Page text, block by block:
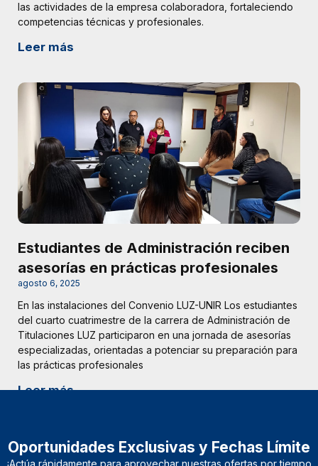
las actividades de la empresa colaboradora, fortaleciendo
competencias técnicas y profesionales.
Leer más
Estudiantes de Administración reciben
asesorías en prácticas profesionales
agosto 6, 2025
En las instalaciones del Convenio LUZ-UNIR Los estudiantes
del cuarto cuatrimestre de la carrera de Administración de
Titulaciones LUZ participaron en una jornada de asesorías
especializadas, orientadas a potenciar su preparación para
las prácticas profesionales
Leer más
Oportunidades Exclusivas y Fechas Límite
¡Actúa rápidamente para aprovechar nuestras ofertas por tiempo